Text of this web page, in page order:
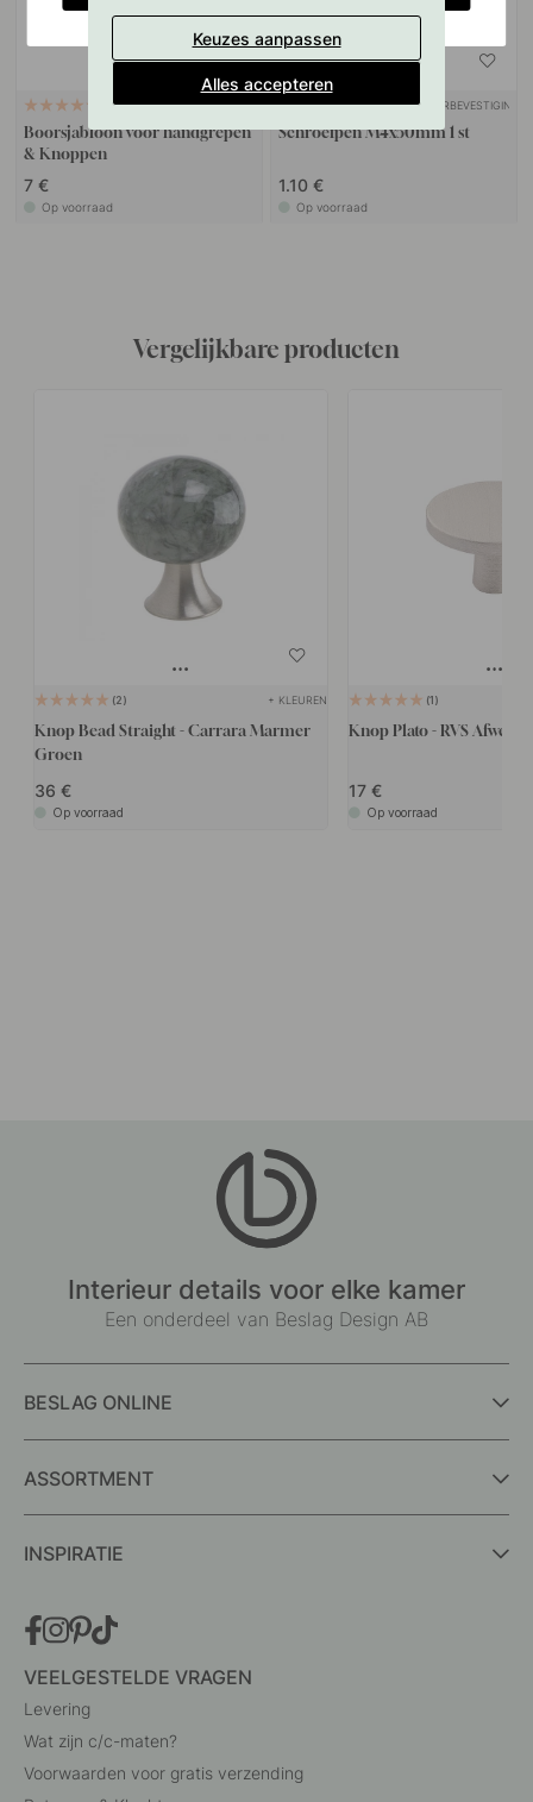
127
Boorsjabloon voor handgrepen
& Knoppen
7 €
Op voorraad
10 MUURBEVESTIGING
Schroefpen M4x50mm 1 st
1.10 €
Op voorraad
Vergelijkbare producten
2 + KLEUREN
Knop Bead Straight - Carrara Marmer
Groen
36
Op voorraad
1
Knop Plato - RVS
17
Op voorraad
Interieur details voor elke kamer
Een onderdeel van Beslag Design AB
BESLAG ONLINE
ASSORTMENT
INSPIRATIE
VEELGESTELDE VRAGEN
Levering
Wat zijn c/c-maten?
Voorwaarden voor gratis verzending
Keuzes aanpassen
Alles accepteren